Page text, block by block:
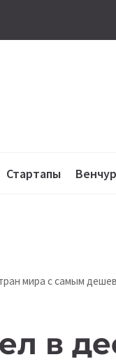
Стартапы
мира с самым
в